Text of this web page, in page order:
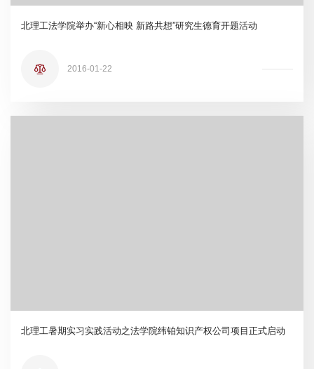
北理工法学院举办“新心相映 新路共想”研究生德育开题活动
2016-01-22
北理工暑期实习实践活动之法学院纬铂知识产权公司项目正式启动